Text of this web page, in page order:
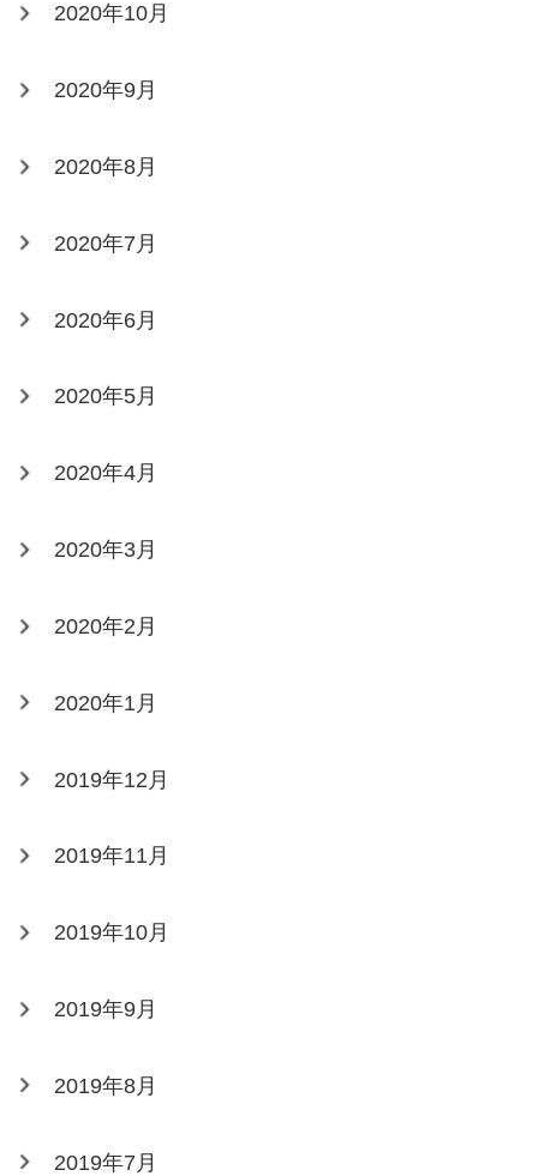
2020年10月
2020年9月
2020年8月
2020年7月
2020年6月
2020年5月
2020年4月
2020年3月
2020年2月
2020年1月
2019年12月
2019年11月
2019年10月
2019年9月
2019年8月
2019年7月